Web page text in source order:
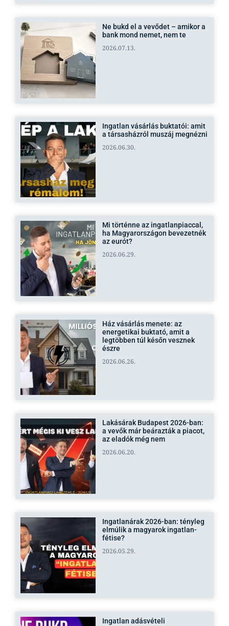
Ne bukd el a vevődet – amikor a
bank mond nemet, nem te
2026.07.13.
Ingatlan vásárlás buktatói: amit
a társasházról muszáj megnézni
2026.06.30.
Mi történne az ingatlanpiaccal,
ha Magyarországon bevezetnék
az eurót?
2026.06.29.
Ház vásárlás menete: az
energetikai buktató, amit a
legtöbben túl későn vesznek
észre
2026.06.26.
Lakásárak Budapest 2026-ban:
a vevők már beárazták a piacot,
az eladók még nem
2026.06.20.
Ingatlanárak 2026-ban: tényleg
elmúlik a magyarok ingatlan-
fétise?
2026.05.29.
Ingatlan adásvételi